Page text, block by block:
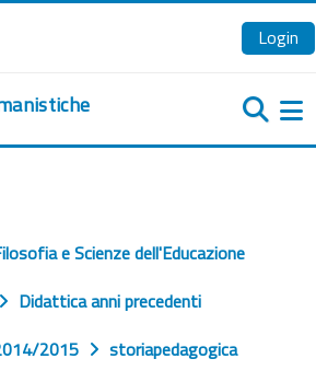
Login
e Scienze dell'Educazione
Didattica anni precedenti
2015
storiapedagogica